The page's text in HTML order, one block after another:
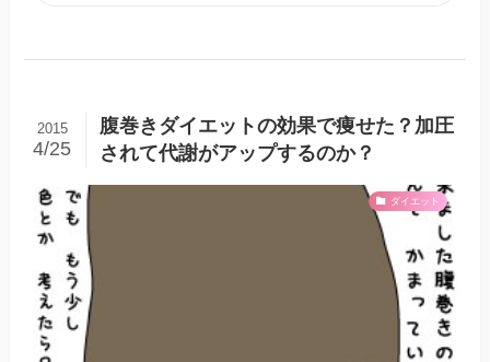
腹巻きダイエットの効果で痩せた？加圧
されて代謝がアップするのか？
2015
4/25
ダイエット